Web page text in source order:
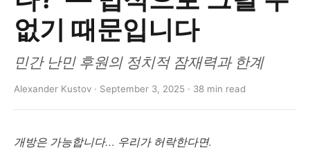
없기 때문입니다
민간 난민 후원의 정치적 잠재력과 한계
Alexander Kustov · September 3, 2025 · 38 min read
개방은 가능합니다… 우리가 허락한다면.